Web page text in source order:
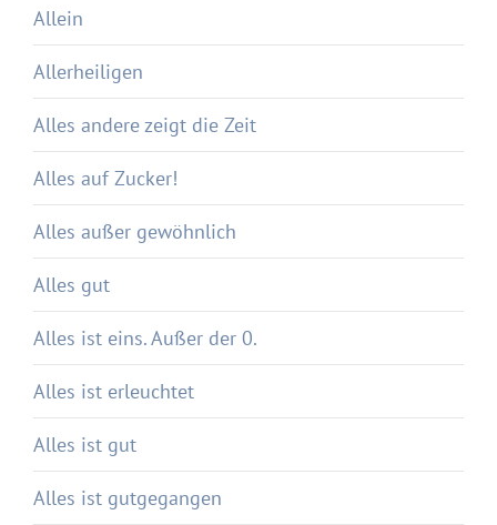
Allein
Allerheiligen
Alles andere zeigt die Zeit
Alles auf Zucker!
Alles außer gewöhnlich
Alles gut
Alles ist eins. Außer der 0.
Alles ist erleuchtet
Alles ist gut
Alles ist gutgegangen